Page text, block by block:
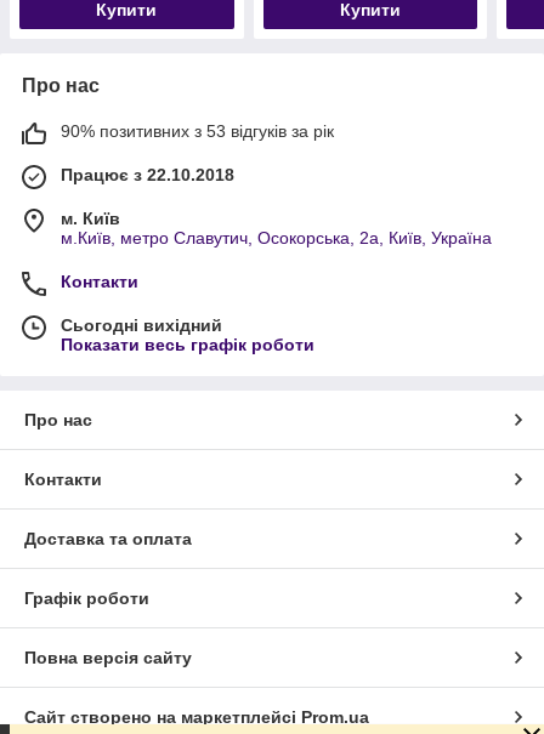
Купити Купити
Про нас
90% позитивних з 53 відгуків за рік
Працює з 22.10.2018
м. Київ
м.Київ, метро Славутич, Осокорська, 2а, Київ, Україна
Контакти
Сьогодні вихідний
Показати весь графік роботи
Про нас
Контакти
Доставка та оплата
Графік роботи
Повна версія сайту
Сайт створено на маркетплейсі Prom.ua